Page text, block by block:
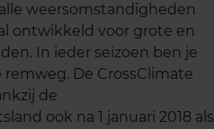
weersomstandigheden
ontwikkeld voor grote en
In ieder seizoen ben je
De CrossClimate
de
ook na 1 januari 2018 als